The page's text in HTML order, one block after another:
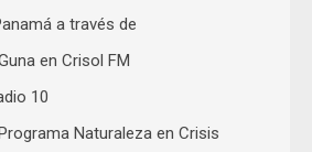
a través de
en Crisol FM
10
Naturaleza en Crisis